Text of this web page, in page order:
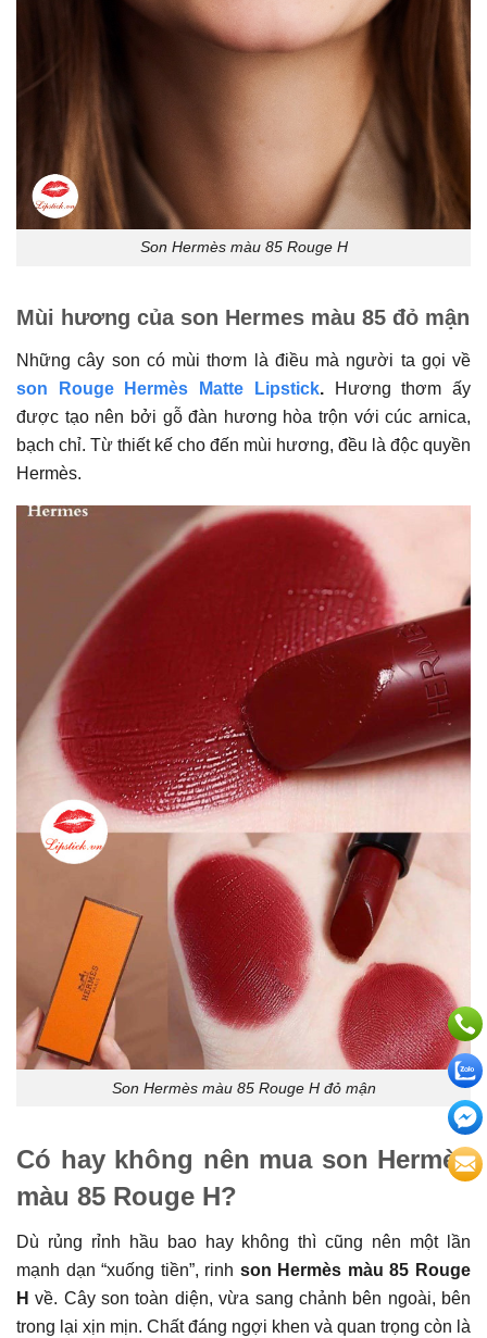
Son Hermès màu 85 Rouge H
Mùi hương của son Hermes màu 85 đỏ mận
Những cây son có mùi thơm là điều mà người ta gọi về
son Rouge Hermès Matte Lipstick.
Hương thơm ấy
được tạo nên bởi gỗ đàn hương hòa trộn với cúc arnica,
bạch chỉ. Từ thiết kế cho đến mùi hương, đều là độc quyền
Hermès.
Son Hermès màu 85 Rouge H đỏ mận
Có hay không nên mua son Hermès
màu 85 Rouge H?
Dù rủng rỉnh hầu bao hay không thì cũng nên một lần
mạnh dạn “xuống tiền”, rinh son Hermès màu 85 Rouge
Hvề. Cây son toàn diện, vừa sang chảnh bên ngoài, bên
trong lại xịn mịn. Chất đáng ngợi khen và quan trọng còn là